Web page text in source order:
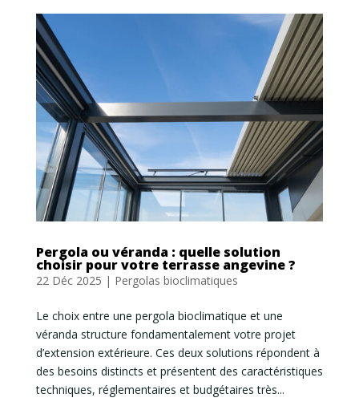
Pergola ou véranda : quelle solution
choisir pour votre terrasse angevine ?
22 Déc 2025 | Pergolas bioclimatiques
Le choix entre une pergola bioclimatique et une
véranda structure fondamentalement votre projet
d’extension extérieure. Ces deux solutions répondent à
des besoins distincts et présentent des caractéristiques
techniques, réglementaires et budgétaires très...